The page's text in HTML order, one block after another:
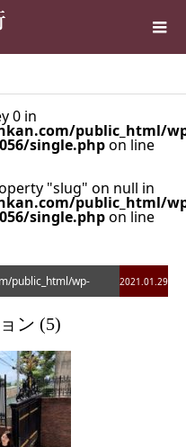
0 in
public_html/
single.phpon line
"slug" on null in
public_html/
single.phpon line
public_html/wp-
on line
key 0 in
public_html/wp-
on line
2021.01.29
ン (5)